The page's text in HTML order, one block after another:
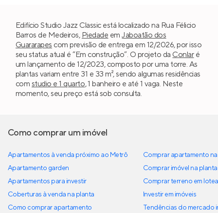
Edifício Studio Jazz Classic está localizado na Rua Félicio
Barros de Medeiros, Piedade emJaboatão dos
Guararapes com previsão de entrega em 12/2026, por isso
seu status atual é “Em construção”. O projeto da Conlaré
um lançamento de 12/2023, composto por uma torre. As
plantas variam entre 31 e 33 m², sendo algumas residências
com studio e 1 quarto, 1 banheiro e até 1 vaga. Neste
momento, seu preço está sob consulta.
Como comprar um imóvel
Apartamentos à venda próximo ao Metrô
Apartamento garden
Apartamentos para investir
Coberturas à venda na planta
Como comprar apartamento
Comprar apartamento
Comprar imóvel na planta
Comprar terreno em
Investir em imóveis
Tendências do mercado